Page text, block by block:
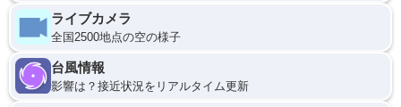
ライブカメラ
全国2500地点の空の様子
台風情報
影響は？接近状況をリアルタイム更新